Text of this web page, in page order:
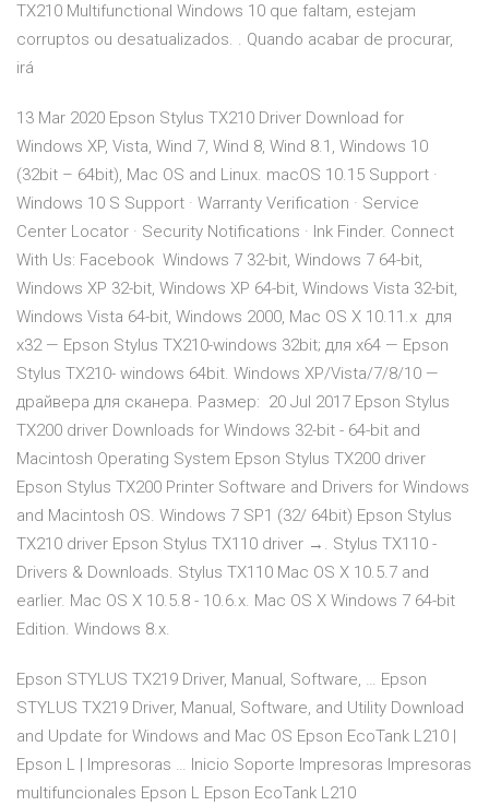
TX210 Multifunctional Windows 10 que faltam, estejam
corruptos ou desatualizados. . Quando acabar de procurar,
irá
13 Mar 2020 Epson Stylus TX210 Driver Download for
Windows XP, Vista, Wind 7, Wind 8, Wind 8.1, Windows 10
(32bit – 64bit), Mac OS and Linux. macOS 10.15 Support ·
Windows 10 S Support · Warranty Verification · Service
Center Locator · Security Notifications · Ink Finder. Connect
With Us: Facebook Windows 7 32-bit, Windows 7 64-bit,
Windows XP 32-bit, Windows XP 64-bit, Windows Vista 32-bit,
Windows Vista 64-bit, Windows 2000, Mac OS X 10.11.x для
x32 — Epson Stylus TX210-windows 32bit; для x64 — Epson
Stylus TX210- windows 64bit. Windows XP/Vista/7/8/10 —
драйвера для сканера. Размер: 20 Jul 2017 Epson Stylus
TX200 driver Downloads for Windows 32-bit - 64-bit and
Macintosh Operating System Epson Stylus TX200 driver
Epson Stylus TX200 Printer Software and Drivers for Windows
and Macintosh OS. Windows 7 SP1 (32/ 64bit) Epson Stylus
TX210 driver Epson Stylus TX110 driver →. Stylus TX110 -
Drivers & Downloads. Stylus TX110 Mac OS X 10.5.7 and
earlier. Mac OS X 10.5.8 - 10.6.x. Mac OS X Windows 7 64-bit
Edition. Windows 8.x.
Epson STYLUS TX219 Driver, Manual, Software, … Epson
STYLUS TX219 Driver, Manual, Software, and Utility Download
and Update for Windows and Mac OS Epson EcoTank L210 |
Epson L | Impresoras … Inicio Soporte Impresoras Impresoras
multifuncionales Epson L Epson EcoTank L210